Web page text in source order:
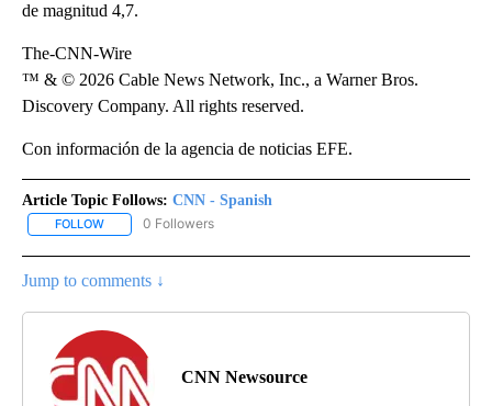
de magnitud 4,7.
The-CNN-Wire
™ & © 2026 Cable News Network, Inc., a Warner Bros.
Discovery Company. All rights reserved.
Con información de la agencia de noticias EFE.
Article Topic Follows: CNN - Spanish
FOLLOW FOLLOW "CNN - SPANISH" TO RECEIVE NOTIFICATIONS ABOUT
0 Followers
Jump to comments ↓
CNN Newsource